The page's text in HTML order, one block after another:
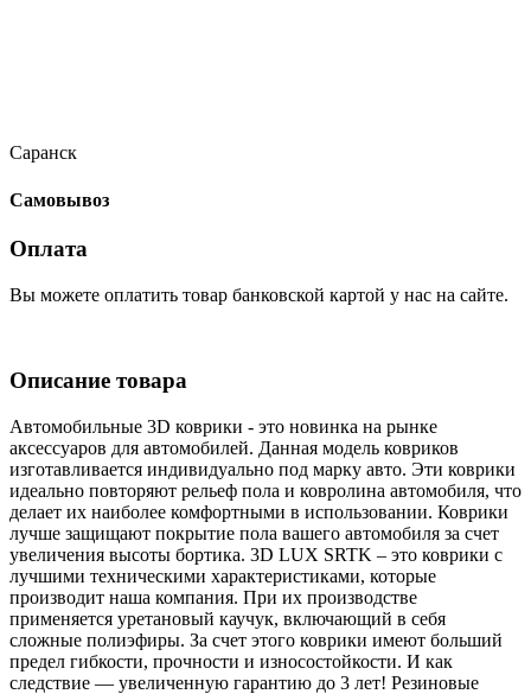
Саранск
Самовывоз
Оплата
Вы можете оплатить товар банковской картой у нас на сайте.
Описание товара
Автомобильные 3D коврики - это новинка на рынке
аксессуаров для автомобилей. Данная модель ковриков
изготавливается индивидуально под марку авто. Эти коврики
идеально повторяют рельеф пола и ковролина автомобиля, что
делает их наиболее комфортными в использовании. Коврики
лучше защищают покрытие пола вашего автомобиля за счет
увеличения высоты бортика. 3D LUX SRTK – это коврики с
лучшими техническими характеристиками, которые
производит наша компания. При их производстве
применяется уретановый каучук, включающий в себя
сложные полиэфиры. За счет этого коврики имеют больший
предел гибкости, прочности и износостойкости. И как
следствие — увеличенную гарантию до 3 лет! Резиновые